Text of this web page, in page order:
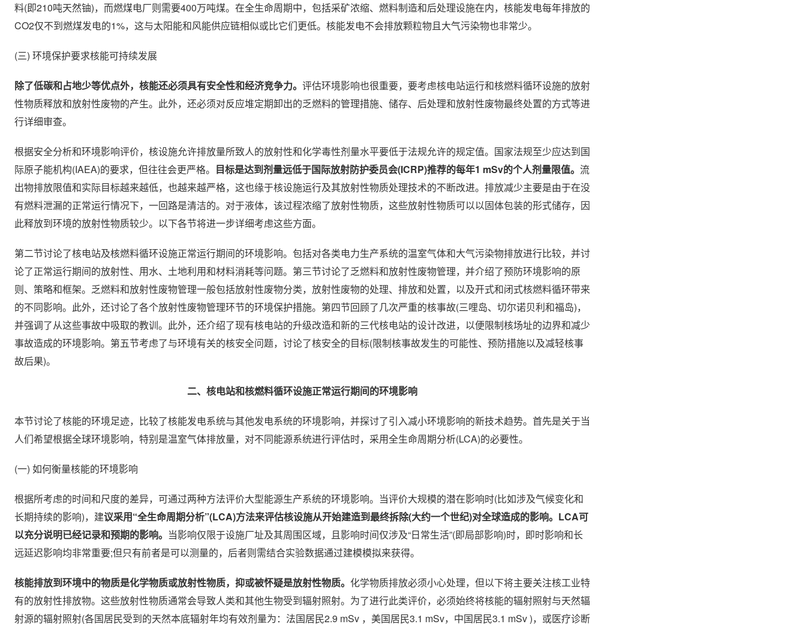
料(即210吨天然铀)，而燃煤电厂则需要400万吨煤。在全生命周期中，包括采矿浓缩、燃料制造和后处理设施在内，核能发电每年排放的
CO2仅不到燃煤发电的1%，这与太阳能和风能供应链相似或比它们更低。核能发电不会排放颗粒物且大气污染物也非常少。
(三) 环境保护要求核能可持续发展
除了低碳和占地少等优点外，核能还必须具有安全性和经济竞争力。 评估环境影响也很重要，要考虑核电站运行和核燃料循环设施的放射
性物质释放和放射性废物的产生。此外，还必须对反应堆定期卸出的乏燃料的管理措施、储存、后处理和放射性废物最终处置的方式等进
行详细审查。
根据安全分析和环境影响评价，核设施允许排放量所致人的放射性和化学毒性剂量水平要低于法规允许的规定值。国家法规至少应达到国
际原子能机构(IAEA)的要求，但往往会更严格。
目标是达到剂量远低于国际放射防护委员会(ICRP)推荐的每年1 mSv的个人剂量限值。 流
出物排放限值和实际目标越来越低，也越来越严格，这也缘于核设施运行及其放射性物质处理技术的不断改进。排放减少主要是由于在没
有燃料泄漏的正常运行情况下，一回路是清洁的。对于液体，该过程浓缩了放射性物质，这些放射性物质可以以固体包装的形式储存，因
此释放到环境的放射性物质较少。以下各节将进一步详细考虑这些方面。
第二节讨论了核电站及核燃料循环设施正常运行期间的环境影响。包括对各类电力生产系统的温室气体和大气污染物排放进行比较，并讨
论了正常运行期间的放射性、用水、土地利用和材料消耗等问题。第三节讨论了乏燃料和放射性废物管理，并介绍了预防环境影响的原
则、策略和框架。乏燃料和放射性废物管理一般包括放射性废物分类，放射性废物的处理、排放和处置，以及开式和闭式核燃料循环带来
的不同影响。此外，还讨论了各个放射性废物管理环节的环境保护措施。第四节回顾了几次严重的核事故(三哩岛、切尔诺贝利和福岛)，
并强调了从这些事故中吸取的教训。此外，还介绍了现有核电站的升级改造和新的三代核电站的设计改进，以便限制核场址的边界和减少
事故造成的环境影响。第五节考虑了与环境有关的核安全问题，讨论了核安全的目标(限制核事故发生的可能性、预防措施以及减轻核事
故后果)。
二、核电站和核燃料循环设施正常运行期间的环境影响
本节讨论了核能的环境足迹，比较了核能发电系统与其他发电系统的环境影响，并探讨了引入减小环境影响的新技术趋势。首先是关于当
人们希望根据全球环境影响，特别是温室气体排放量，对不同能源系统进行评估时，采用全生命周期分析(LCA)的必要性。
(一) 如何衡量核能的环境影响
根据所考虑的时间和尺度的差异，可通过两种方法评价大型能源生产系统的环境影响。当评价大规模的潜在影响时(比如涉及气候变化和
长期持续的影响)，建议采用“全生命周期分析”(LCA)方法来评估核设施从开始建造到最终拆除(大约一个世纪)对全球造成的影响。LCA可
以充分说明已经记录和预期的影响。
当影响仅限于设施厂址及其周围区域，且影响时间仅涉及“日常生活”(即局部影响)时，即时影响和长
远延迟影响均非常重要;但只有前者是可以测量的，后者则需结合实验数据通过建模模拟来获得。
核能排放到环境中的物质是化学物质或放射性物质，抑或被怀疑是放射性物质。 化学物质排放必须小心处理，但以下将主要关注核工业特
有的放射性排放物。这些放射性物质通常会导致人类和其他生物受到辐射照射。为了进行此类评价，必须始终将核能的辐射照射与天然辐
射源的辐射照射(各国居民受到的天然本底辐射年均有效剂量为：法国居民2.9 mSv ，美国居民3.1 mSv，中国居民3.1 mSv )，或医疗诊断